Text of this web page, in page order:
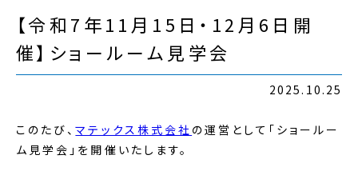
【令和7年11月15日・12月6日開
催】ショールーム見学会
2025.10.25
このたび、マテックス株式会社 の運営として「ショールー
ム見学会」を開催いたします。